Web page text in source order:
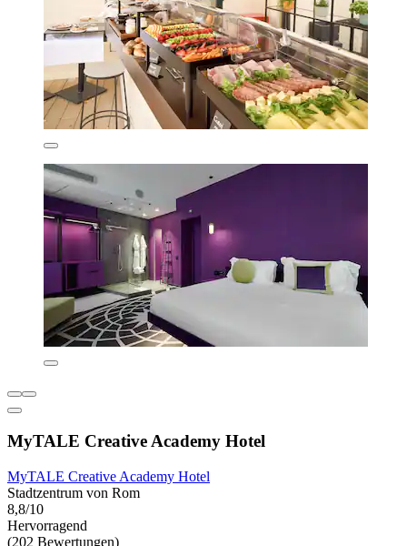
MyTALE Creative Academy Hotel
MyTALE Creative Academy Hotel
Stadtzentrum von Rom
8,8/10
Hervorragend
(202 Bewertungen)